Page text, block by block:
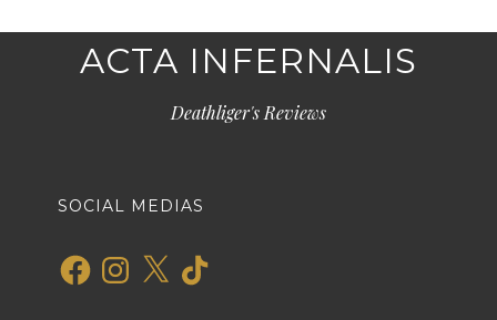
ACTA INFERNALIS
Deathliger's Reviews
SOCIAL MEDIAS
FacebookInstagram
X TikTok